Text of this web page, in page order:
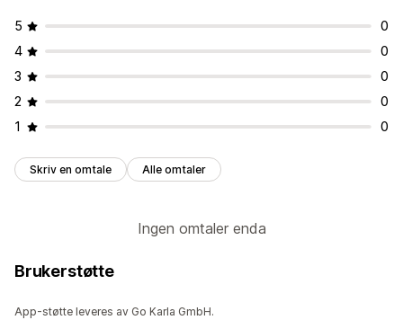
5
0
4
0
3
0
2
0
1
0
Skriv en omtale Alle omtaler
Ingen omtaler enda
Brukerstøtte
App-støtte leveres av Go Karla GmbH.